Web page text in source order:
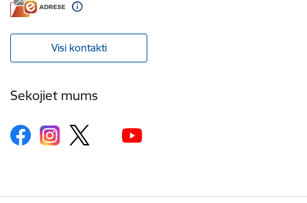
Visi kontakti
Sekojiet mums